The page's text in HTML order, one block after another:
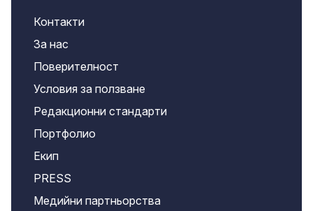
Контакти
За нас
Поверителност
Условия за ползване
Редакционни стандарти
Портфолио
Екип
PRESS
Медийни партньорства